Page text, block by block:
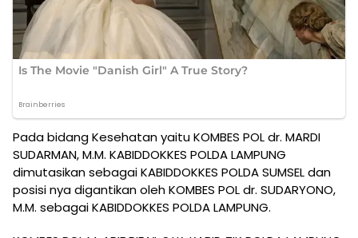
Pada bidang Kesehatan yaitu KOMBES POL dr. MARDI
SUDARMAN, M.M. KABIDDOKKES POLDA LAMPUNG
dimutasikan sebagai KABIDDOKKES POLDA SUMSEL dan
posisi nya digantikan oleh KOMBES POL dr. SUDARYONO,
M.M. sebagai KABIDDOKKES POLDA LAMPUNG.